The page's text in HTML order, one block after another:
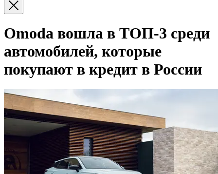
Omoda вошла в ТОП-3 среди
автомобилей, которые
покупают в кредит в России